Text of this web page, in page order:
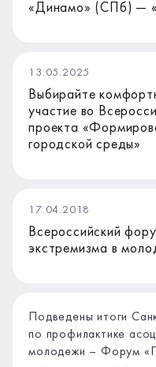
«Динамо» (СПб) —
13.05.2025
Выбирайте
участие во
проекта
городской среды»
17.04.2018
Всероссийский
экстремизма в
Подведены итоги
по профилактике
молодежи – Форум